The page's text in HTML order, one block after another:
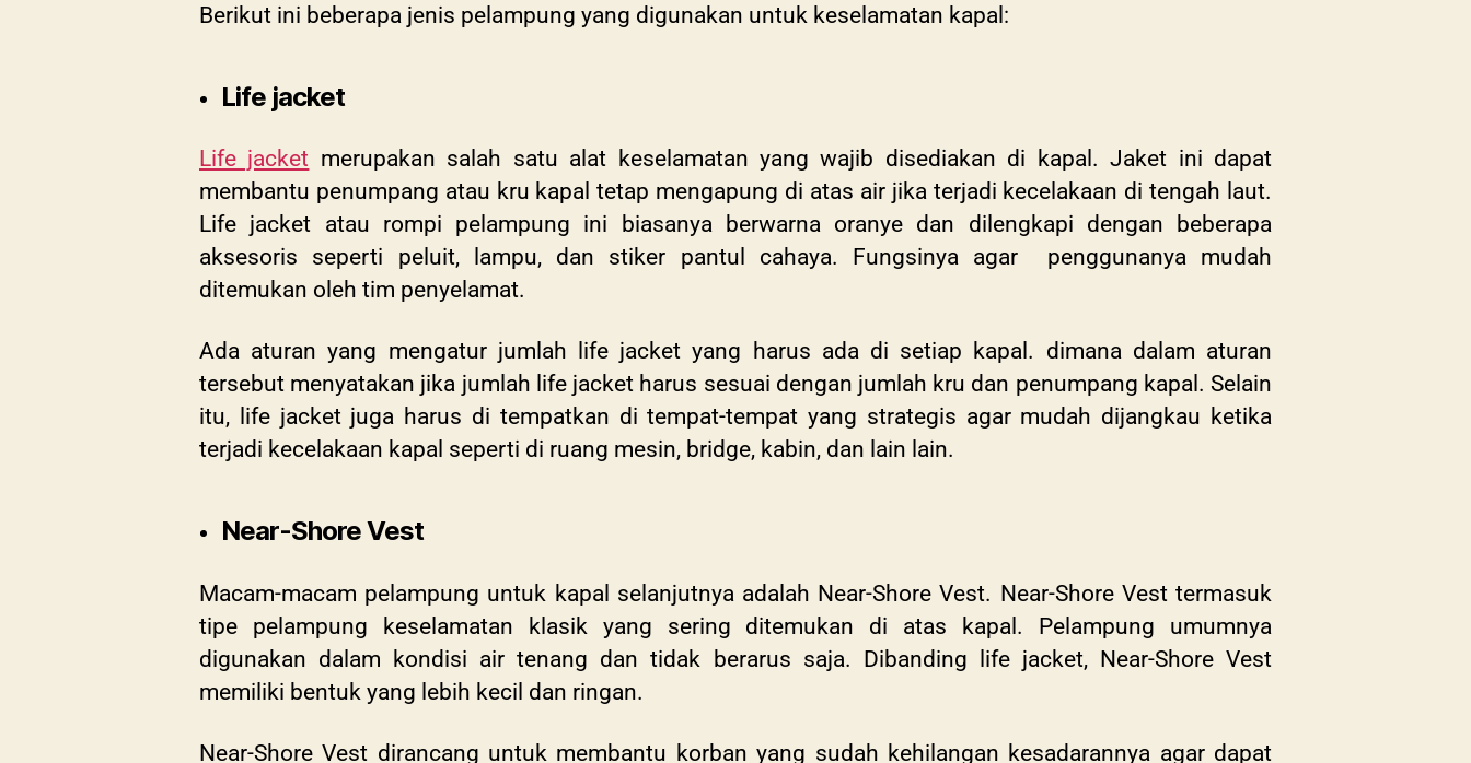
Berikut ini beberapa jenis pelampung yang digunakan untuk keselamatan kapal:
Life jacket
Life jacket merupakan salah satu alat keselamatan yang wajib disediakan di kapal. Jaket ini dapat
membantu penumpang atau kru kapal tetap mengapung di atas air jika terjadi kecelakaan di tengah laut.
Life jacket atau rompi pelampung ini biasanya berwarna oranye dan dilengkapi dengan beberapa
aksesoris seperti peluit, lampu, dan stiker pantul cahaya. Fungsinya agar penggunanya mudah
ditemukan oleh tim penyelamat.
Ada aturan yang mengatur jumlah life jacket yang harus ada di setiap kapal. dimana dalam aturan
tersebut menyatakan jika jumlah life jacket harus sesuai dengan jumlah kru dan penumpang kapal. Selain
itu, life jacket juga harus di tempatkan di tempat-tempat yang strategis agar mudah dijangkau ketika
terjadi kecelakaan kapal seperti di ruang mesin, bridge, kabin, dan lain lain.
Near-Shore Vest
Macam-macam pelampung untuk kapal selanjutnya adalah Near-Shore Vest. Near-Shore Vest termasuk
tipe pelampung keselamatan klasik yang sering ditemukan di atas kapal. Pelampung umumnya
digunakan dalam kondisi air tenang dan tidak berarus saja. Dibanding life jacket, Near-Shore Vest
memiliki bentuk yang lebih kecil dan ringan.
Near-Shore Vest dirancang untuk membantu korban yang sudah kehilangan kesadarannya agar dapat